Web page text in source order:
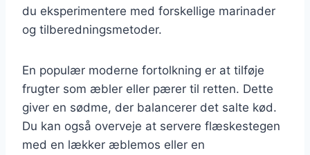
du eksperimentere med forskellige marinader
og tilberedningsmetoder.
En populær moderne fortolkning er at tilføje
frugter som æbler eller pærer til retten. Dette
giver en sødme, der balancerer det salte kød.
Du kan også overveje at servere flæskestegen
med en lækker æblemos eller en